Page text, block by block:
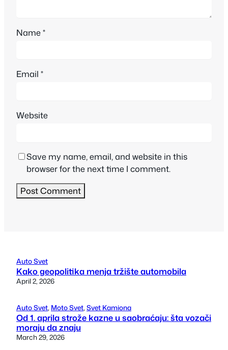
Name*
Email *
Website
Save my name, email, and website in this
browser for the next time I comment.
Auto Svet
Kako geopolitika menja tržište automobila
April 2, 2026
Auto Svet, Moto Svet, Svet Kamiona
Od 1. aprila strože kazne u saobraćaju: šta vozači
moraju da znaju
March 29, 2026